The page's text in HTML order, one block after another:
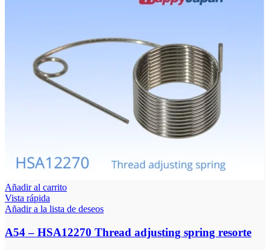
Añadir al carrito
Vista rápida
Añadir a la lista de deseos
A54 – HSA12270 Thread adjusting spring resorte